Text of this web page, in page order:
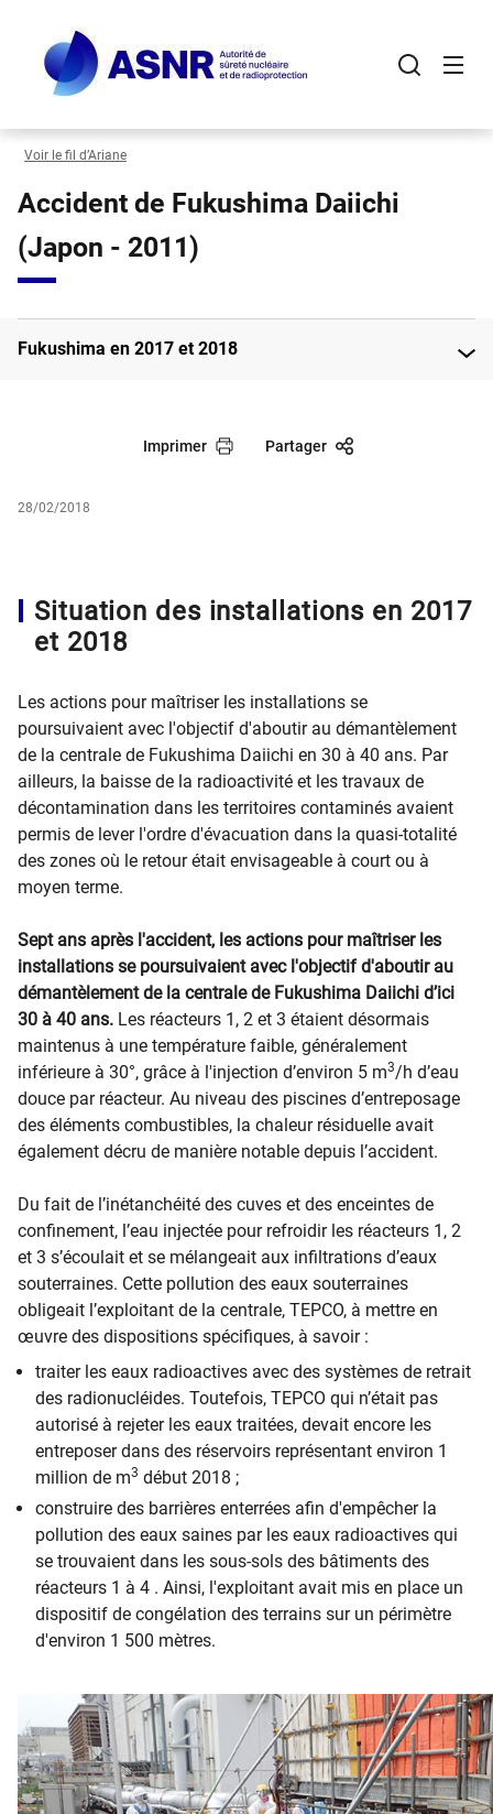
contenu
principal
Voir le fil d’Ariane
Accident de Fukushima Daiichi
(Japon - 2011)
Fukushima en 2017 et 2018
Imprimer Partager
28/02/2018
​Situation des installations en 2017
et 2018
Les actions pour maîtriser les installations se
poursuivaient avec l'objectif d'aboutir au démantèlement
de la centrale de Fukushima Daiichi en 30 à 40 ans. Par
ailleurs, la baisse de la radioactivité et les travaux de
décontamination dans les territoires contaminés avaient
permis de lever l'ordre d'évacuation dans la quasi-totalité
des zones où le retour était envisageable à court ou à
moyen terme.
Sept ans après l'accident, les actions pour maîtriser les
installations se poursuivaient avec l'objectif d'aboutir au
démantèlement de la centrale de Fukushima Daiichi d’ici
30 à 40 ans. Les réacteurs 1, 2 et 3 étaient désormais
maintenus à une température faible, généralement
inférieure à 30°, grâce à l'injection d’environ 5 m3/h d’eau
douce par réacteur. Au niveau des piscines d’entreposage
des éléments combustibles, la chaleur résiduelle avait
également décru de manière notable depuis l’accident.
Du fait de l’inétanchéité des cuves et des enceintes de
confinement, l’eau injectée pour refroidir les réacteurs 1, 2
et 3 s’écoulait et se mélangeait aux infiltrations d’eaux
souterraines. Cette pollution des eaux souterraines
obligeait l’exploitant de la centrale, TEPCO, à mettre en
œuvre des dispositions spécifiques, à savoir :
traiter les eaux radioactives avec des systèmes de retrait
des radionucléides. Toutefois, TEPCO qui n’était pas
autorisé à rejeter les eaux traitées, devait encore les
entreposer dans des réservoirs représentant environ 1
million de m3 début 2018 ;
construire des barrières enterrées afin d'empêcher la
pollution des eaux saines par les eaux radioactives qui
se trouvaient dans les sous-sols des bâtiments des
réacteurs 1 à 4 . Ainsi, l'exploitant avait mis en place un
dispositif de congélation des terrains sur un périmètre
d'environ 1 500 mètres.